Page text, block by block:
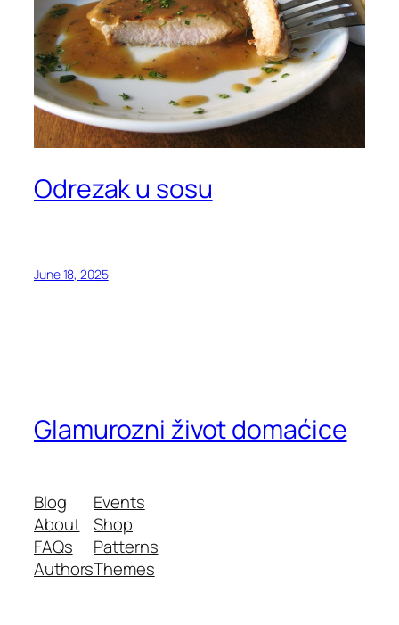
Odrezak u sosu
June 18, 2025
Glamurozni život domaćice
Blog
About
FAQs
Authors
Events
Shop
Patterns
Themes